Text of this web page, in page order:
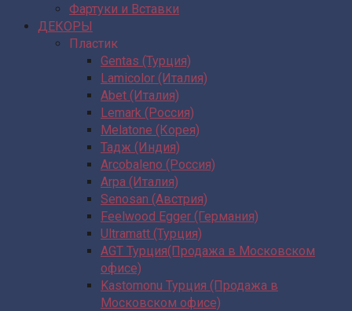
Фартуки и Вставки
ДЕКОРЫ
Пластик
Gentas (Турция)
Lamicolor (Италия)
Abet (Италия)
Lemark (Россия)
Melatone (Корея)
Тадж (Индия)
Arcobaleno (Россия)
Arpa (Италия)
Senosan (Австрия)
Feelwood Egger (Германия)
Ultramatt (Турция)
AGT Турция(Продажа в Московском
офисе)
Kastomonu Турция (Продажа в
Московском офисе)